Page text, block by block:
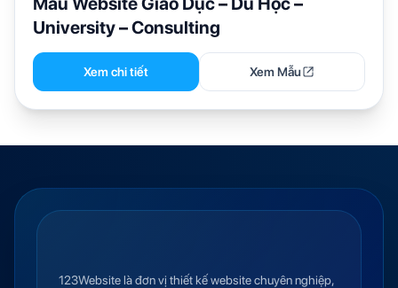
University – Consulting
Xem chi tiết Xem Mẫu
123Website là đơn vị thiết kế website chuyên nghiệp,